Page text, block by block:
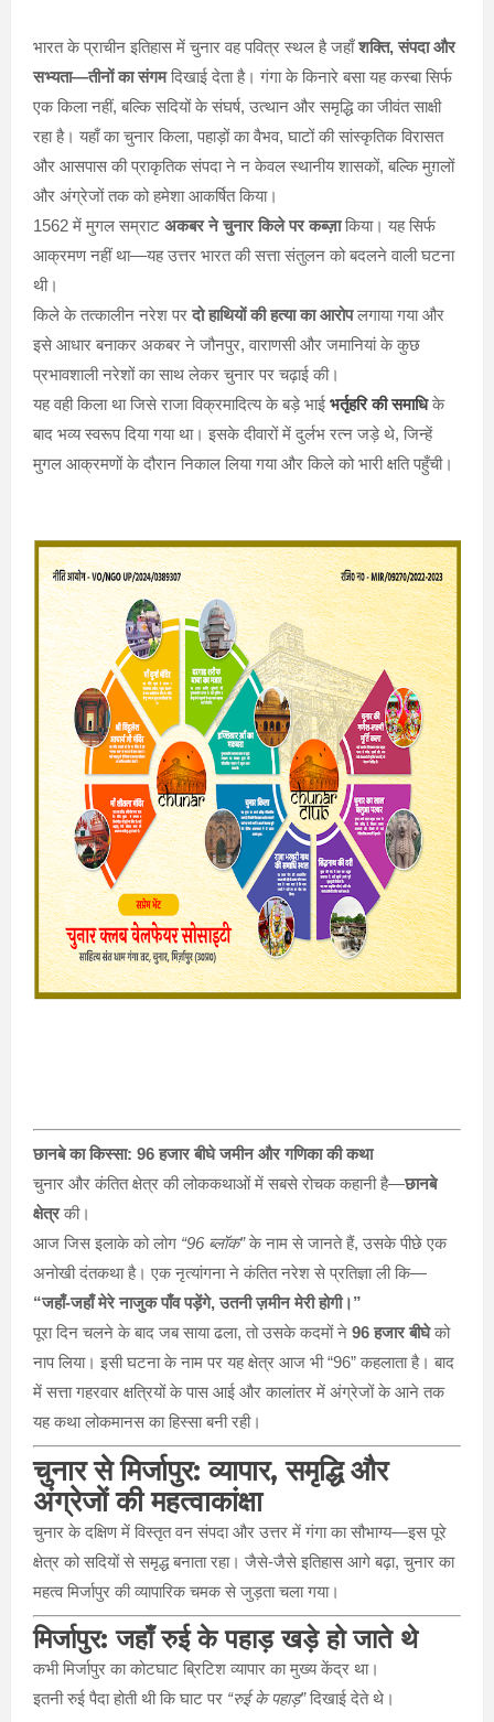
भारत के प्राचीन इतिहास में चुनार वह पवित्र स्थल है जहाँशक्ति, संपदा और
सभ्यता—तीनों का संगमदिखाई देता है। गंगा के किनारे बसा यह कस्बा सिर्फ
एक किला नहीं, बल्कि सदियों के संघर्ष, उत्थान और समृद्धि का जीवंत साक्षी
रहा है। यहाँ का चुनार किला, पहाड़ों का वैभव, घाटों की सांस्कृतिक विरासत
और आसपास की प्राकृतिक संपदा ने न केवल स्थानीय शासकों, बल्कि मुग़लों
और अंग्रेजों तक को हमेशा आकर्षित किया।
1562 में मुगल सम्राट अकबर ने चुनार किले पर कब्ज़ाकिया। यह सिर्फ
आक्रमण नहीं था—यह उत्तर भारत की सत्ता संतुलन को बदलने वाली घटना
थी।
किले के तत्कालीन नरेश पर दो हाथियों की हत्या का आरोपलगाया गया और
इसे आधार बनाकर अकबर ने जौनपुर, वाराणसी और जमानियां के कुछ
प्रभावशाली नरेशों का साथ लेकर चुनार पर चढ़ाई की।
यह वही किला था जिसे राजा विक्रमादित्य के बड़े भाई भर्तृहरि की समाधिके
बाद भव्य स्वरूप दिया गया था। इसके दीवारों में दुर्लभ रत्न जड़े थे, जिन्हें
मुगल आक्रमणों के दौरान निकाल लिया गया और किले को भारी क्षति पहुँची।
छानबे का किस्सा: 96 हजार बीघे जमीन और गणिका की कथा
चुनार और कंतित क्षेत्र की लोककथाओं में सबसे रोचक कहानी है—छानबे
क्षेत्रकी।
आज जिस इलाके को लोग “96 ब्लॉक”के नाम से जानते हैं, उसके पीछे एक
अनोखी दंतकथा है। एक नृत्यांगना ने कंतित नरेश से प्रतिज्ञा ली कि—
“जहाँ-जहाँ मेरे नाजुक पाँव पड़ेंगे, उतनी ज़मीन मेरी होगी।”
पूरा दिन चलने के बाद जब साया ढला, तो उसके कदमों ने 96 हजार बीघेको
नाप लिया। इसी घटना के नाम पर यह क्षेत्र आज भी “96” कहलाता है। बाद
में सत्ता गहरवार क्षत्रियों के पास आई और कालांतर में अंग्रेजों के आने तक
यह कथा लोकमानस का हिस्सा बनी रही।
चुनार से मिर्जापुर: व्यापार, समृद्धि और
अंग्रेजों की महत्वाकांक्षा
चुनार के दक्षिण में विस्तृत वन संपदा और उत्तर में गंगा का सौभाग्य—इस पूरे
क्षेत्र को सदियों से समृद्ध बनाता रहा। जैसे-जैसे इतिहास आगे बढ़ा, चुनार का
महत्व मिर्जापुर की व्यापारिक चमक से जुड़ता चला गया।
मिर्जापुर: जहाँ रुई के पहाड़ खड़े हो जाते थे
कभी मिर्जापुर का कोटघाट ब्रिटिश व्यापार का मुख्य केंद्र था।
इतनी रुई पैदा होती थी कि घाट पर “रुई के पहाड़”दिखाई देते थे।